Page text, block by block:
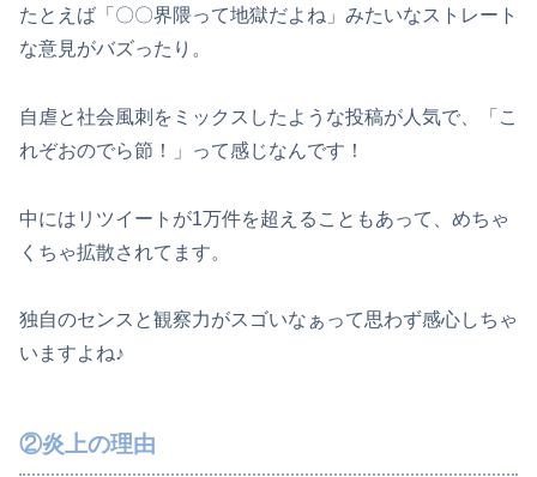
たとえば「〇〇界隈って地獄だよね」みたいなストレート
な意見がバズったり。
自虐と社会風刺をミックスしたような投稿が人気で、「こ
れぞおのでら節！」って感じなんです！
中にはリツイートが1万件を超えることもあって、めちゃ
くちゃ拡散されてます。
独自のセンスと観察力がスゴいなぁって思わず感心しちゃ
いますよね♪
②炎上の理由